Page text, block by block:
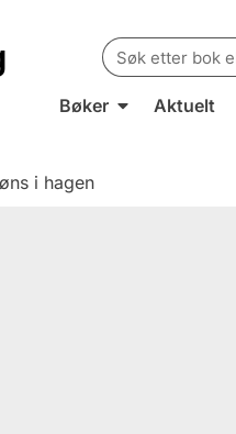
Search
for:
Bøker Aktuelt
i hagen